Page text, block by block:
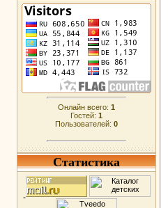
Онлайн всего: 1
Гостей: 1
Пользователей: 0
Статистика